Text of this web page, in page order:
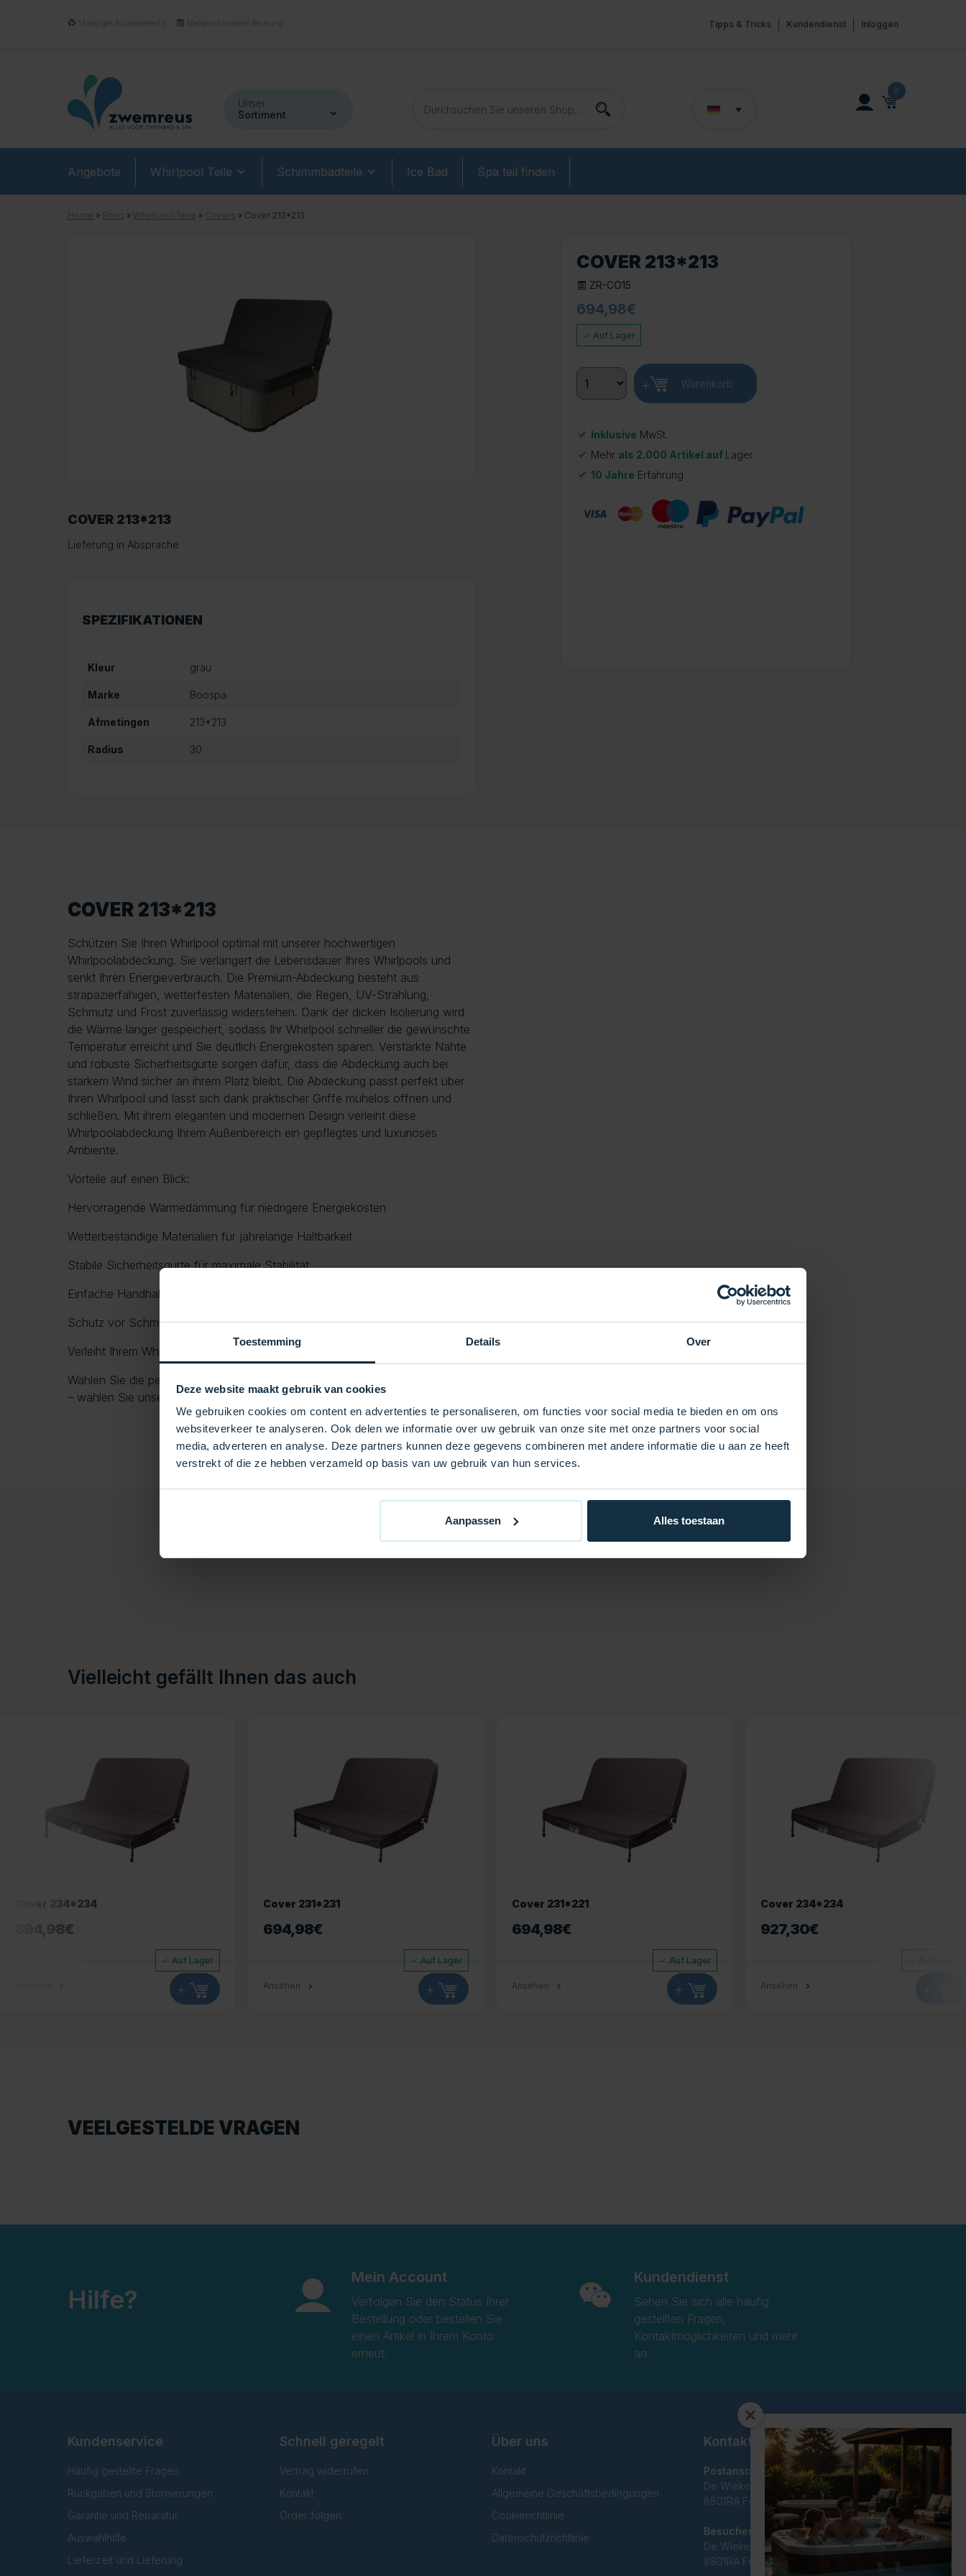
Toestemming Details Over
Deze website maakt gebruik van cookies
We gebruiken cookies om content en advertenties te personaliseren, om functies voor social media te bieden en om ons
websiteverkeer te analyseren. Ook delen we informatie over uw gebruik van onze site met onze partners voor social
media, adverteren en analyse. Deze partners kunnen deze gegevens combineren met andere informatie die u aan ze heeft
verstrekt of die ze hebben verzameld op basis van uw gebruik van hun services.
Aanpassen Alles toestaan
14-tägiges Rückgaberecht Maßgeschneiderte Beratung Inloggen
Kundendienst
Tipps & Tricks
Unser
Sortiment
0
Angebote Whirlpool Teile Schimmbadteile Ice Bad Spa teil finden
Home » Shop » Whirlpool-Teile » Covers » Cover 213*213
COVER 213*213
Lieferung in Absprache
SPEZIFIKATIONEN
Kleur grau
Marke Boospa
Afmetingen 213*213
Radius 30
COVER 213*213
ZR-CO15
694,98€
Auf Lager
+ Warenkorb
Inklusive MwSt.
Mehr als 2.000 Artikel auf Lager
10 Jahre Erfahrung
COVER 213*213
Schützen Sie Ihren Whirlpool optimal mit unserer hochwertigen
Whirlpoolabdeckung. Sie verlängert die Lebensdauer Ihres Whirlpools und
senkt Ihren Energieverbrauch. Die Premium-Abdeckung besteht aus
strapazierfähigen, wetterfesten Materialien, die Regen, UV-Strahlung,
Schmutz und Frost zuverlässig widerstehen. Dank der dicken Isolierung wird
die Wärme länger gespeichert, sodass Ihr Whirlpool schneller die gewünschte
Temperatur erreicht und Sie deutlich Energiekosten sparen. Verstärkte Nähte
und robuste Sicherheitsgurte sorgen dafür, dass die Abdeckung auch bei
starkem Wind sicher an ihrem Platz bleibt. Die Abdeckung passt perfekt über
Ihren Whirlpool und lässt sich dank praktischer Griffe mühelos öffnen und
schließen. Mit ihrem eleganten und modernen Design verleiht diese
Whirlpoolabdeckung Ihrem Außenbereich ein gepflegtes und luxuriöses
Ambiente.
Vorteile auf einen Blick:
Hervorragende Wärmedämmung für niedrigere Energiekosten
Wetterbeständige Materialien für jahrelange Haltbarkeit
Stabile Sicherheitsgurte für maximale Stabilität
Einfache Handhabung dank integrierter Griffe
Schutz vor Schmutz, Blättern, UV-Strahlung und Witterungseinflüssen
Verleiht Ihrem Whirlpool ein gepflegtes und luxuriöses Aussehen
Wählen Sie die perfekte Kombination aus Schutz, Komfort und Langlebigkeit
– wählen Sie unsere Premium-Whirlpoolabdeckung.
Vielleicht gefällt Ihnen das auch
Cover 234*234
694,98€
Auf Lager
+
Cover 231*231
694,98€
Auf Lager
Ansehen +
Cover 231*221
694,98€
Auf Lager
Ansehen +
Cover 234*234
927,30€
Ansehen
VEELGESTELDE VRAGEN
Hilfe?
Mein Account
Verfolgen Sie den Status Ihrer
Bestellung oder bestellen Sie
einen Artikel in Ihrem Konto
erneut.
Kundendienst
Sehen Sie sich alle häufig
gestellten Fragen,
Kontaktmöglichkeiten und mehr
an.
Kundenservice
Häufig gestellte Fragen
Rückgaben und Stornierungen
Garantie und Reparatur
Auswahlhilfe
Lieferzeit und Lieferung
Schnell geregelt
Vertrag widerrufen
Kontakt
Order folgen
Über uns
Kontakt
Allgemeine Geschäftsbedingungen
Cookierichtlinie
Datenschutzrichtlinie
Kontakt
Postanschrift
De Wieken 29C
8801RA Franeker
Besucheradresse
De Wieken 29C
8801RA Franeker